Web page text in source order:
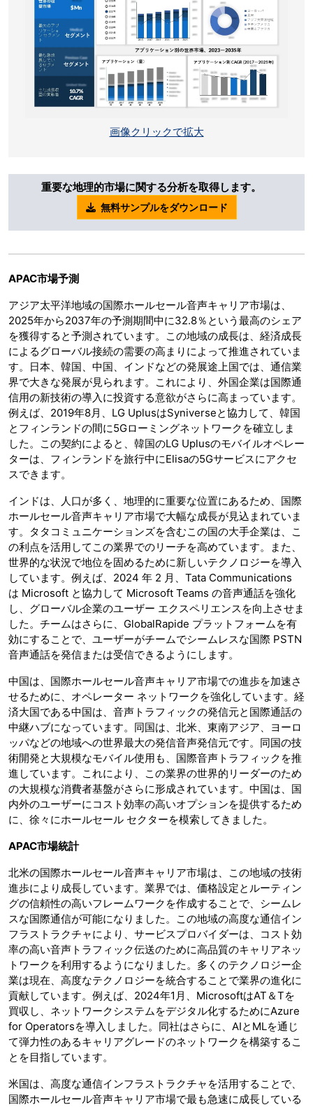
画像クリックで拡大
重要な地理的市場に関する分析を取得します。
無料サンプルをダウンロード
APAC市場予測
アジア太平洋地域の国際ホールセール音声キャリア市場は、
2025年から2037年の予測期間中に32.8％という最高のシェア
を獲得すると予測されています。この地域の成長は、経済成長
によるグローバル接続の需要の高まりによって推進されていま
す。日本、韓国、中国、インドなどの発展途上国では、通信業
界で大きな発展が見られます。これにより、外国企業は国際通
信用の新技術の導入に投資する意欲がさらに高まっています。
例えば、2019年8月、LG UplusはSyniverseと協力して、韓国
とフィンランドの間に5Gローミングネットワークを確立しま
した。この契約によると、韓国のLG Uplusのモバイルオペレー
ターは、フィンランドを旅行中にElisaの5Gサービスにアクセ
スできます。
インドは、人口が多く、地理的に重要な位置にあるため、国際
ホールセール音声キャリア市場で大幅な成長が見込まれていま
す。タタコミュニケーションズを含むこの国の大手企業は、こ
の利点を活用してこの業界でのリーチを高めています。また、
世界的な状況で地位を固めるために新しいテクノロジーを導入
しています。例えば、2024 年 2 月、Tata Communications
は Microsoft と協力して Microsoft Teams の音声通話を強化
し、グローバル企業のユーザー エクスペリエンスを向上させま
した。チームはさらに、GlobalRapide プラットフォームを有
効にすることで、ユーザーがチームでシームレスな国際 PSTN
音声通話を発信または受信できるようにします。
中国は、国際ホールセール音声キャリア市場での進歩を加速さ
せるために、オペレーター ネットワークを強化しています。経
済大国である中国は、音声トラフィックの発信元と国際通話の
中継ハブになっています。同国は、北米、東南アジア、ヨーロ
ッパなどの地域への世界最大の発信音声発信元です。同国の技
術開発と大規模なモバイル使用も、国際音声トラフィックを推
進しています。これにより、この業界の世界的リーダーのため
の大規模な消費者基盤がさらに形成されています。中国は、国
内外のユーザーにコスト効率の高いオプションを提供するため
に、徐々にホールセール セクターを模索してきました。
APAC市場統計
北米の国際ホールセール音声キャリア市場は、この地域の技術
進歩により成長しています。業界では、価格設定とルーティン
グの信頼性の高いフレームワークを作成することで、シームレ
スな国際通信が可能になりました。この地域の高度な通信イン
フラストラクチャにより、サービスプロバイダーは、コスト効
率の高い音声トラフィック伝送のために高品質のキャリアネッ
トワークを利用するようになりました。多くのテクノロジー企
業は現在、高度なテクノロジーを統合することで業界の進化に
貢献しています。例えば、2024年1月、MicrosoftはAT＆Tを
買収し、ネットワークシステムをデジタル化するためにAzure
for Operatorsを導入しました。同社はさらに、AIとMLを通じ
て弾力性のあるキャリアグレードのネットワークを構築するこ
とを目指しています。
米国は、高度な通信インフラストラクチャを活用することで、
国際ホールセール音声キャリア市場で最も急速に成長している